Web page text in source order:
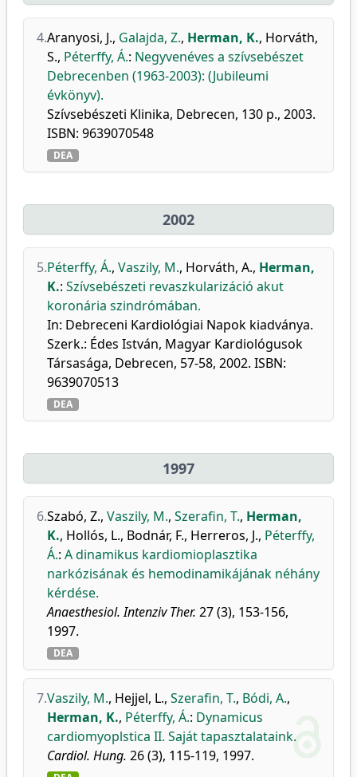
4.Aranyosi, J., Galajda, Z., Herman, K., Horváth,
S., Péterffy, Á.: Negyvenéves a szívsebészet
Debrecenben (1963-2003): (Jubileumi
évkönyv).
Szívsebészeti Klinika, Debrecen, 130 p., 2003.
ISBN: 9639070548
DEA
2002
5.Péterffy, Á., Vaszily, M., Horváth, A., Herman,
K.: Szívsebészeti revaszkularizáció akut
koronária szindrómában.
In: Debreceni Kardiológiai Napok kiadványa.
Szerk.: Édes István, Magyar Kardiológusok
Társasága, Debrecen, 57-58, 2002. ISBN:
9639070513
DEA
1997
6.Szabó, Z., Vaszily, M., Szerafin, T., Herman,
K., Hollós, L., Bodnár, F., Herreros, J., Péterffy,
Á.: A dinamikus kardiomioplasztika
narkózisának és hemodinamikájának néhány
kérdése.
Anaesthesiol. Intenziv Ther. 27 (3), 153-156,
1997.
DEA
7.Vaszily, M., Hejjel, L., Szerafin, T., Bódi, A.,
Herman, K., Péterffy, Á.: Dynamicus
cardiomyoplstica II. Saját tapasztalataink.
Cardiol. Hung. 26 (3), 115-119, 1997.